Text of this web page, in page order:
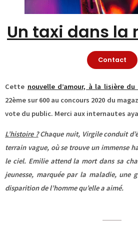
Un taxi dans la
Contact
Cette nouvelle d’amour, à la lisière
22ème sur 600 au concours 2020 du
vote du public. Merci aux internautes
L’histoire ?Chaque nuit, Virgile conduit
terrain vague, où se trouve un immense
le ciel. Emilie attend la mort dans sa
jeunesse, marquée par la maladie, une
disparition de l’homme qu’elle a aimé.